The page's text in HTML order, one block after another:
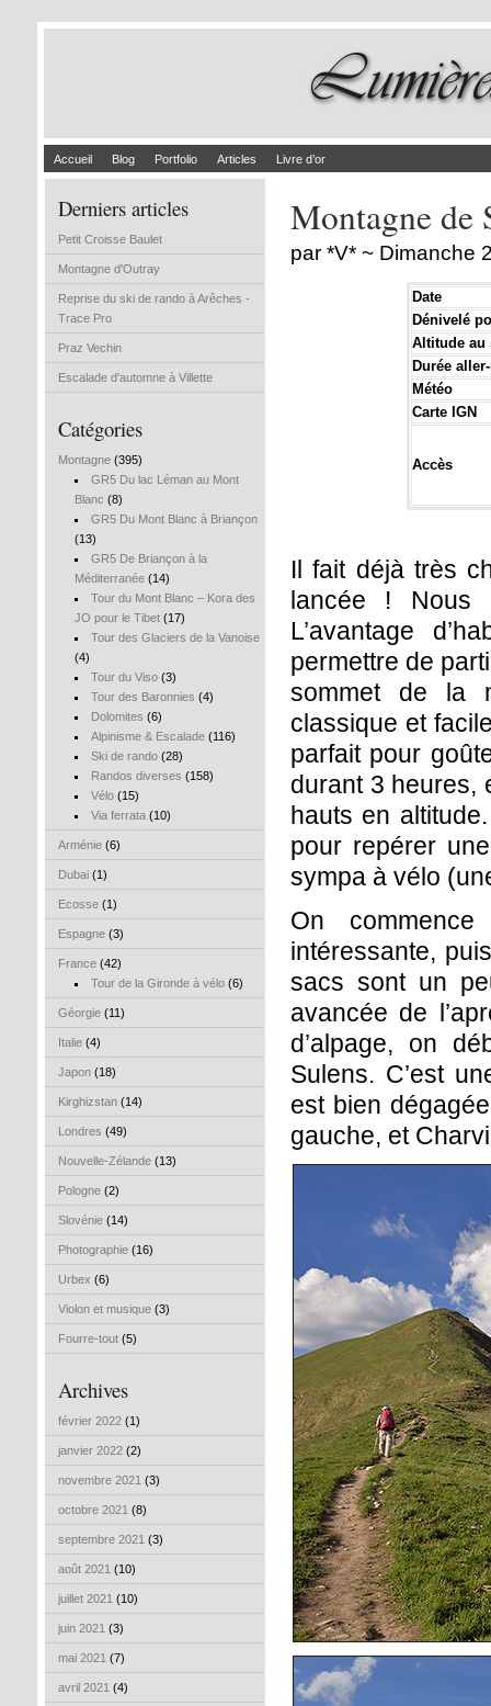
Accueil Blog Portfolio Articles Livre d’or
Derniers articles
Petit Croisse Baulet
Montagne d'Outray
Reprise du ski de rando à Arêches -
Trace Pro
Praz Vechin
Escalade d'automne à Villette
Catégories
Montagne (395)
GR5 Du lac Léman au Mont
Blanc (8)
GR5 Du Mont Blanc à Briançon
(13)
GR5 De Briançon à la
Méditerranée (14)
Tour du Mont Blanc – Kora des
JO pour le Tibet (17)
Tour des Glaciers de la Vanoise
(4)
Tour du Viso(3)
Tour des Baronnies (4)
Dolomites (6)
Alpinisme & Escalade(116)
Ski de rando(28)
Randos diverses (158)
Vélo(15)
Via ferrata(10)
Arménie (6)
Dubai (1)
Ecosse (1)
Espagne (3)
France (42)
Tour de la Gironde à vélo(6)
Géorgie (11)
Italie (4)
Japon (18)
Kirghizstan (14)
Londres (49)
Nouvelle-Zélande (13)
Pologne (2)
Slovénie (14)
Photographie (16)
Urbex (6)
Violon et musique (3)
Fourre-tout (5)
Archives
février 2022 (1)
janvier 2022 (2)
novembre 2021 (3)
octobre 2021 (8)
septembre 2021 (3)
août 2021 (10)
juillet 2021 (10)
juin 2021 (3)
mai 2021 (7)
avril 2021 (4)
Montagne de
par *V* ~ Dimanche
Date
Dénivelé
Altitude au
Durée
Météo
Carte IGN
Accès
Il fait déjà très
lancée ! Nous
L’avantage
permettre de
sommet de la
classique et
parfait pour
durant 3 heures,
hauts en
pour repérer
sympa à vélo
On
intéressante,
sacs sont un
avancée de
d’alpage, on
Sulens. C’est
est bien
gauche, et